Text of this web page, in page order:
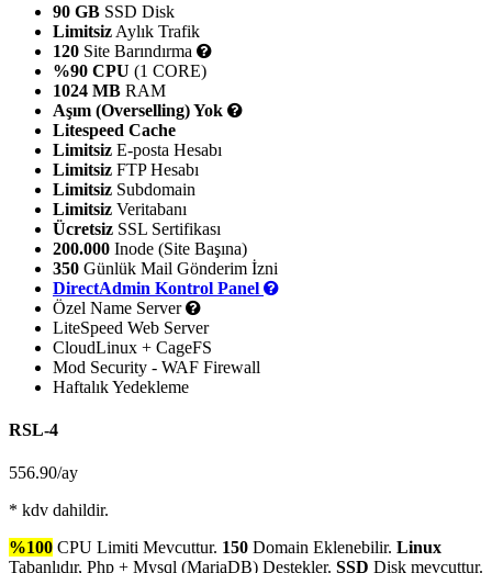
90 GB SSD Disk
Limitsiz Aylık Trafik
120 Site Barındırma
%90 CPU (1 CORE)
1024 MB RAM
Aşım (Overselling) Yok
Litespeed Cache
Limitsiz E-posta Hesabı
Limitsiz FTP Hesabı
Limitsiz Subdomain
Limitsiz Veritabanı
Ücretsiz SSL Sertifikası
200.000 Inode (Site Başına)
350 Günlük Mail Gönderim İzni
DirectAdmin Kontrol Panel
Özel Name Server
LiteSpeed Web Server
CloudLinux + CageFS
Mod Security - WAF Firewall
Haftalık Yedekleme
RSL-4
556.90/ay
* kdv dahildir.
%100 CPU Limiti Mevcuttur. 150 Domain Eklenebilir. Linux
Tabanlıdır, Php + Mysql (MariaDB) Destekler. SSD Disk mevcuttur.